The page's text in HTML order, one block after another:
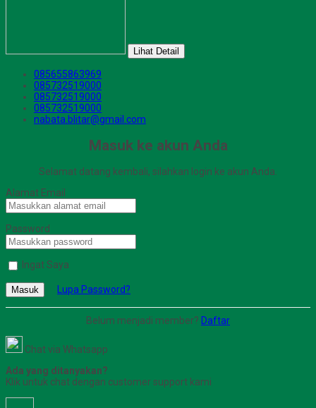
Lihat Detail
085655863969
085732519000
085732519000
085732519000
nabata.blitar@gmail.com
Masuk ke akun Anda
Selamat datang kembali, silahkan login ke akun Anda.
Alamat Email
Password
Ingat Saya
Masuk Lupa Password?
Belum menjadi member? Daftar
Chat via Whatsapp
Ada yang ditanyakan?
Klik untuk chat dengan customer support kami